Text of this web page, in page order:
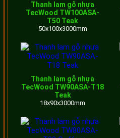
lam đặc
40x90x3600mm
Thanh
lam rỗng
60x120x3600mm
TW80
Thanh lam gỗ nhựa
TecWood TW100ASA-
T50 Teak
50x100x3000mm
Thanh lam gỗ nhựa
TecWood TW90ASA-T18
Teak
18x90x3000mm